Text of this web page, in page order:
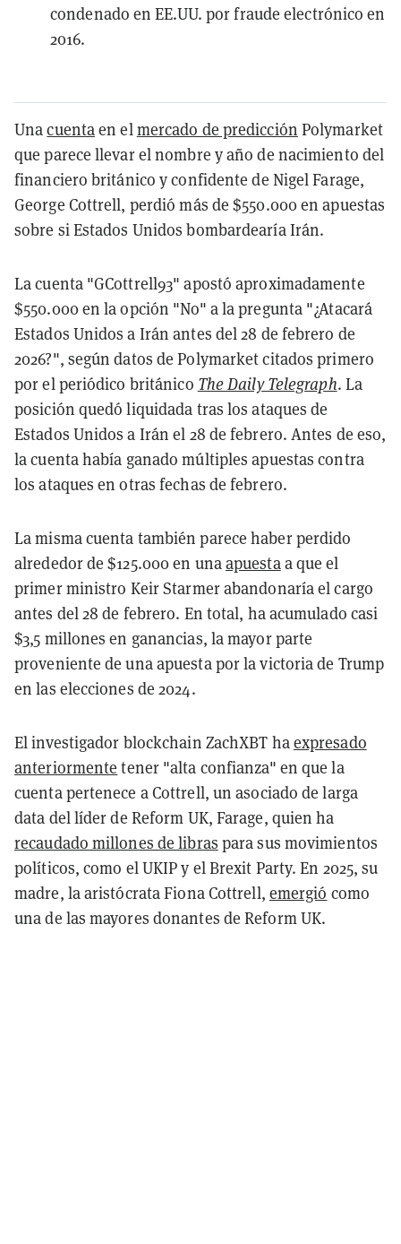
condenado en EE.UU. por fraude electrónico en
2016.
Unacuentaen elmercado de predicción Polymarket
que parece llevar el nombre y año de nacimiento del
financiero británico y confidente de Nigel Farage,
George Cottrell, perdió más de $550.000 en apuestas
sobre si Estados Unidos bombardearía Irán.
La cuenta "GCottrell93" apostó aproximadamente
$550.000 en la opción "No" a la pregunta "¿Atacará
Estados Unidos a Irán antes del 28 de febrero de
2026?", según datos de Polymarket citados primero
por el periódico británico The Daily Telegraph. La
posición quedó liquidada tras los ataques de
Estados Unidos a Irán el 28 de febrero. Antes de eso,
la cuenta había ganado múltiples apuestas contra
los ataques en otras fechas de febrero.
La misma cuenta también parece haber perdido
alrededor de $125.000 en unaapuestaa que el
primer ministro Keir Starmer abandonaría el cargo
antes del 28 de febrero. En total, ha acumulado casi
$3,5 millones en ganancias, la mayor parte
proveniente de una apuesta por la victoria de Trump
en las elecciones de 2024.
El investigador blockchain ZachXBT haexpresado
anteriormente tener "alta confianza" en que la
cuenta pertenece a Cottrell, un asociado de larga
data del líder de Reform UK, Farage, quien ha
recaudado millones de libras para sus movimientos
políticos, como el UKIP y el Brexit Party. En 2025, su
madre, la aristócrata Fiona Cottrell, emergió como
una de las mayores donantes de Reform UK.